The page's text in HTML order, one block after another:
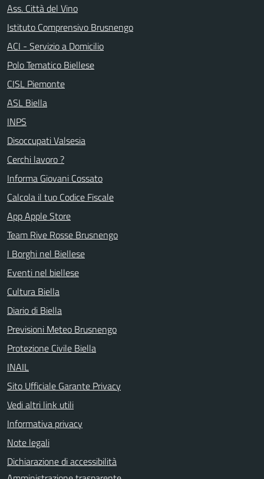
Ass. Città del Vino
Istituto Comprensivo Brusnengo
ACI - Servizio a Domicilio
Polo Tematico Biellese
CISL Piemonte
ASL Biella
INPS
Disoccupati Valsesia
Cerchi lavoro ?
Informa Giovani Cossato
Calcola il tuo Codice Fiscale
App Apple Store
Team Rive Rosse Brusnengo
I Borghi nel Biellese
Eventi nel biellese
Cultura Biella
Diario di Biella
Previsioni Meteo Brusnengo
Protezione Civile Biella
INAIL
Sito Ufficiale Garante Privacy
Vedi altri link utili
Informativa privacy
Note legali
Dichiarazione di accessibilità